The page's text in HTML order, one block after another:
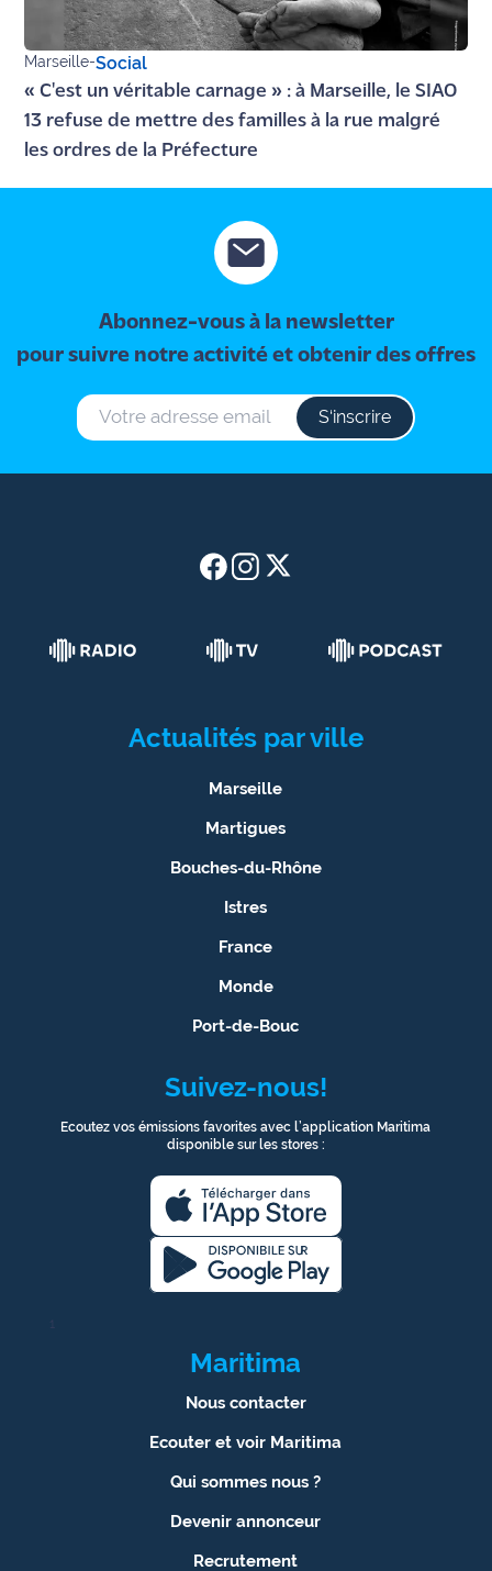
Marseille-Social
« C'est un véritable carnage » : à Marseille, le SIAO
13 refuse de mettre des familles à la rue malgré
les ordres de la Préfecture
Abonnez-vous à la newsletter
pour suivre notre activité et obtenir des offres
S‘inscrire
Actualités par ville
Marseille
Martigues
Bouches-du-Rhône
Istres
France
Monde
Port-de-Bouc
Suivez-nous!
Ecoutez vos émissions favorites avec l’application Maritima
disponible sur les stores :
1
Maritima
Nous contacter
Ecouter et voir Maritima
Qui sommes nous ?
Devenir annonceur
Recrutement